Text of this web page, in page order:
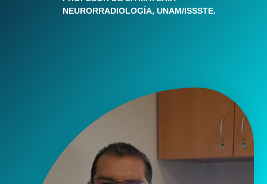
NEURORRADIOLOGÍA, UNAM/ISSSTE.